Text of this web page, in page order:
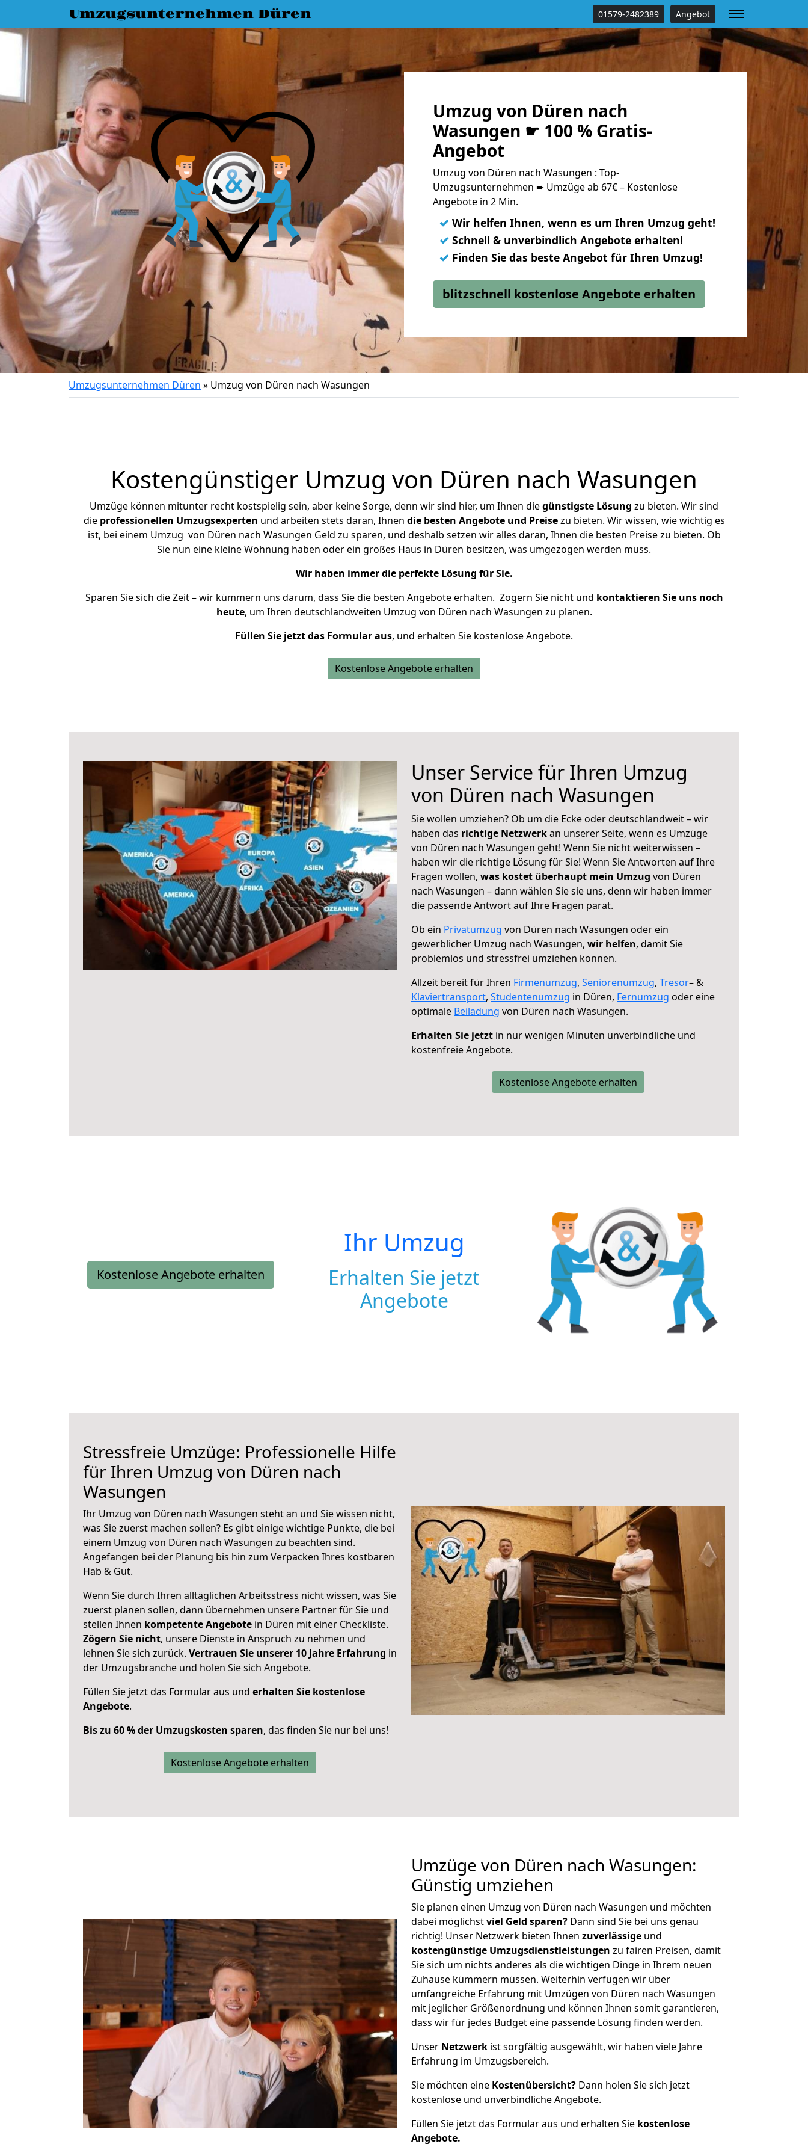
Umzugsunternehmen Düren 01579-2482389 Angebot
Umzug von Düren nach
Wasungen ☛ 100 % Gratis-
Angebot
Umzug von Düren nach Wasungen : Top-
Umzugsunternehmen ➨ Umzüge ab 67€ – Kostenlose
Angebote in 2 Min.
✓ Wir helfen Ihnen, wenn es um Ihren Umzug geht!
✓ Schnell & unverbindlich Angebote erhalten!
✓ Finden Sie das beste Angebot für Ihren Umzug!
blitzschnell kostenlose Angebote erhalten
Umzugsunternehmen Düren » Umzug von Düren nach Wasungen
Kostengünstiger Umzug von Düren nach Wasungen
Umzüge können mitunter recht kostspielig sein, aber keine Sorge, denn wir sind hier, um Ihnen diegünstigste Lösung zu bieten. Wir sind
die professionellen Umzugsexperten und arbeiten stets daran, Ihnen die besten Angebote und Preisezu bieten. Wir wissen, wie wichtig es
ist, bei einem Umzug von Düren nach Wasungen Geld zu sparen, und deshalb setzen wir alles daran, Ihnen die besten Preise zu bieten. Ob
Sie nun eine kleine Wohnung haben oder ein großes Haus in Düren besitzen, was umgezogen werden muss.
Wir haben immer die perfekte Lösung für Sie.
Sparen Sie sich die Zeit – wir kümmern uns darum, dass Sie die besten Angebote erhalten. Zögern Sie nicht und kontaktieren Sie uns noch
heute, um Ihren deutschlandweiten Umzug von Düren nach Wasungen zu planen.
Füllen Sie jetzt das Formular aus, und erhalten Sie kostenlose Angebote.
Kostenlose Angebote erhalten
Unser Service für Ihren Umzug
von Düren nach Wasungen
Sie wollen umziehen? Ob um die Ecke oder deutschlandweit – wir
haben das richtige Netzwerkan unserer Seite, wenn es Umzüge
von Düren nach Wasungen geht! Wenn Sie nicht weiterwissen –
haben wir die richtige Lösung für Sie! Wenn Sie Antworten auf Ihre
Fragen wollen, was kostet überhaupt mein Umzug von Düren
nach Wasungen – dann wählen Sie sie uns, denn wir haben immer
die passende Antwort auf Ihre Fragen parat.
Ob ein Privatumzug von Düren nach Wasungen oder ein
gewerblicher Umzug nach Wasungen, wir helfen, damit Sie
problemlos und stressfrei umziehen können.
Allzeit bereit für Ihren Firmenumzug, Seniorenumzug, Tresor– &
Klaviertransport, Studentenumzug in Düren, Fernumzug oder eine
optimale Beiladung von Düren nach Wasungen.
Erhalten Sie jetzt in nur wenigen Minuten unverbindliche und
kostenfreie Angebote.
Kostenlose Angebote erhalten
Kostenlose Angebote erhalten
Ihr Umzug
Erhalten Sie jetzt
Angebote
Stressfreie Umzüge: Professionelle Hilfe
für Ihren Umzug von Düren nach
Wasungen
Ihr Umzug von Düren nach Wasungen steht an und Sie wissen nicht,
was Sie zuerst machen sollen? Es gibt einige wichtige Punkte, die bei
einem Umzug von Düren nach Wasungen zu beachten sind.
Angefangen bei der Planung bis hin zum Verpacken Ihres kostbaren
Hab & Gut.
Wenn Sie durch Ihren alltäglichen Arbeitsstress nicht wissen, was Sie
zuerst planen sollen, dann übernehmen unsere Partner für Sie und
stellen Ihnen kompetente Angebote in Düren mit einer Checkliste.
Zögern Sie nicht, unsere Dienste in Anspruch zu nehmen und
lehnen Sie sich zurück. Vertrauen Sie unserer 10 Jahre Erfahrung in
der Umzugsbranche und holen Sie sich Angebote.
Füllen Sie jetzt das Formular aus und erhalten Sie kostenlose
Angebote.
Bis zu 60 % der Umzugskosten sparen, das finden Sie nur bei uns!
Kostenlose Angebote erhalten
Umzüge von Düren nach Wasungen:
Günstig umziehen
Sie planen einen Umzug von Düren nach Wasungen und möchten
dabei möglichstviel Geld sparen? Dann sind Sie bei uns genau
richtig! Unser Netzwerk bieten Ihnen zuverlässige und
kostengünstige Umzugsdienstleistungen zu fairen Preisen, damit
Sie sich um nichts anderes als die wichtigen Dinge in Ihrem neuen
Zuhause kümmern müssen. Weiterhin verfügen wir über
umfangreiche Erfahrung mit Umzügen von Düren nach Wasungen
mit jeglicher Größenordnung und können Ihnen somit garantieren,
dass wir für jedes Budget eine passende Lösung finden werden.
Unser Netzwerk ist sorgfältig ausgewählt, wir haben viele Jahre
Erfahrung im Umzugsbereich.
Sie möchten eine Kostenübersicht? Dann holen Sie sich jetzt
kostenlose und unverbindliche Angebote.
Füllen Sie jetzt das Formular aus und erhalten Sie kostenlose
Angebote.